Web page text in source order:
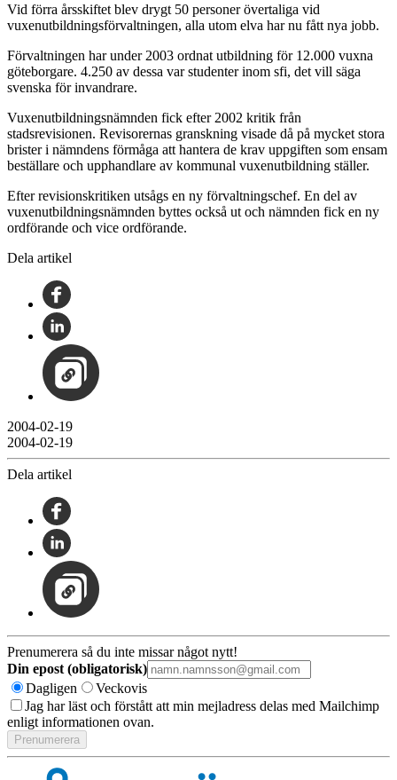
Vid förra årsskiftet blev drygt 50 personer övertaliga vid
vuxenutbildningsförvaltningen, alla utom elva har nu fått nya jobb.
Förvaltningen har under 2003 ordnat utbildning för 12.000 vuxna
göteborgare. 4.250 av dessa var studenter inom sfi, det vill säga
svenska för invandrare.
Vuxenutbildningsnämnden fick efter 2002 kritik från
stadsrevisionen. Revisorernas granskning visade då på mycket stora
brister i nämndens förmåga att hantera de krav uppgiften som ensam
beställare och upphandlare av kommunal vuxenutbildning ställer.
Efter revisionskritiken utsågs en ny förvaltningschef. En del av
vuxenutbildningsnämnden byttes också ut och nämnden fick en ny
ordförande och vice ordförande.
Dela artikel
2004-02-19
2004-02-19
Dela artikel
Prenumerera så du inte missar något nytt!
Din epost (obligatorisk)
Dagligen
Veckovis
Jag har läst och förstått att min mejladress delas med Mailchimp
enligt informationen ovan.